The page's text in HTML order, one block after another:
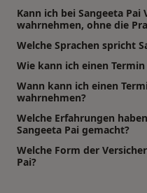
Kann ich bei Sangeeta Pai
wahrnehmen, ohne die
Welche Sprachen spricht
Wie kann ich einen
Wann kann ich einen
wahrnehmen?
Welche Erfahrungen
Sangeeta Pai gemacht?
Welche Form der
Pai?